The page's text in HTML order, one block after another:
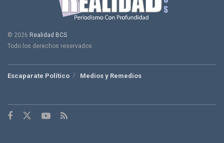
© 2026 Realidad BCS
Todo los derechos reservados
Escaparate Político Medios y Remedios